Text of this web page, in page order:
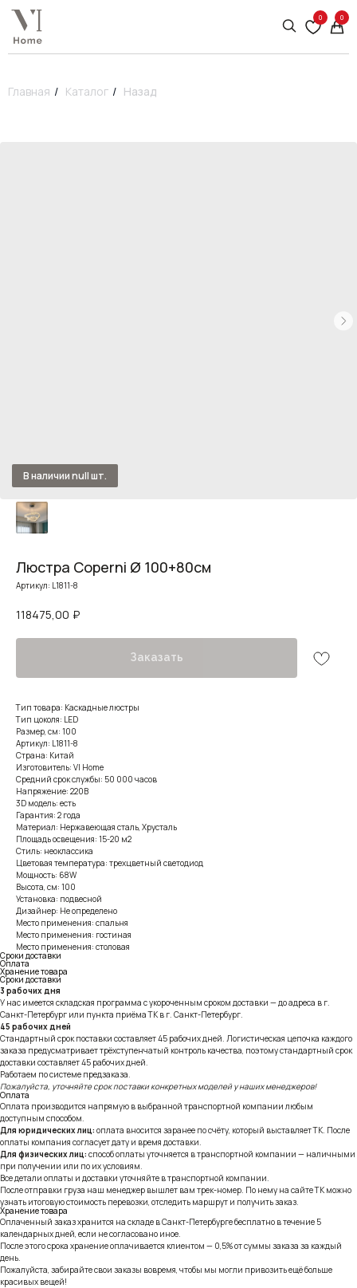
0 0
Главная / Каталог / Назад
Люстра Coperni Ø 100+80см
Артикул: L1811-8
118475,00 ₽
Заказать
Тип товара: Каскадные люстры
Тип цоколя: LED
Размер, см: 100
Артикул: L1811-8
Страна: Китай
Изготовитель: VI Home
Средний срок службы: 50 000 часов
Напряжение: 220В
3D модель: есть
Гарантия: 2 года
Материал: Нержавеющая сталь, Хрусталь
Площадь освещения: 15-20 м2
Стиль: неоклассика
Цветовая температура: трехцветный светодиод
Мощность: 68W
Высота, см: 100
Установка: подвесной
Дизайнер: Не определено
Место применения: спальня
Место применения: гостиная
Место применения: столовая
Сроки доставки
Оплата
Хранение товара
Сроки доставки
3 рабочих дня
У нас имеется складская программа с укороченным сроком доставки — до адреса в г.
Санкт-Петербург или пункта приёма ТК в г. Санкт-Петербург.
45 рабочих дней
Стандартный срок поставки составляет 45 рабочих дней. Логистическая цепочка каждого
заказа предусматривает трёхступенчатый контроль качества, поэтому стандартный срок
доставки составляет 45 рабочих дней.
Работаем по системе предзаказа.
Пожалуйста, уточняйте срок поставки конкретных моделей у наших менеджеров!
Оплата
Оплата производится напрямую в выбранной транспортной компании любым
доступным способом.
Для юридических лиц: оплата вносится заранее по счёту, который выставляет ТК. После
оплаты компания согласует дату и время доставки.
Для физических лиц: способ оплаты уточняется в транспортной компании — наличными
при получении или по их условиям.
Все детали оплаты и доставки уточняйте в транспортной компании.
После отправки груза наш менеджер вышлет вам трек-номер. По нему на сайте ТК можно
узнать итоговую стоимость перевозки, отследить маршрут и получить заказ.
Хранение товара
Оплаченный заказ хранится на складе в Санкт-Петербурге бесплатно в течение 5
календарных дней, если не согласовано иное.
После этого срока хранение оплачивается клиентом — 0,5% от суммы заказа за каждый
день.
Пожалуйста, забирайте свои заказы вовремя, чтобы мы могли привозить ещё больше
красивых вещей!